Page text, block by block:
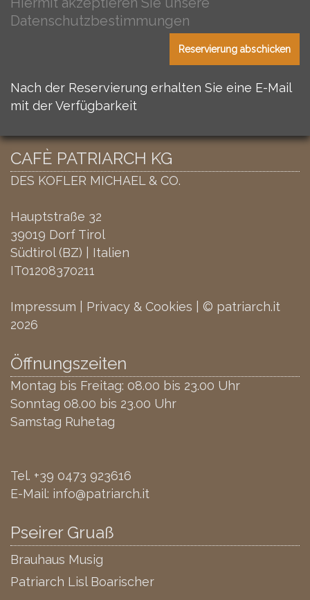
Datenschutzbestimmungen
Nach der Reservierung erhalten Sie eine E-Mail
mit der Verfügbarkeit
CAFÈ PATRIARCH KG
DES KOFLER MICHAEL & CO.
Hauptstraße 32
39019 Dorf Tirol
Südtirol (BZ) | Italien
IT01208370211
Impressum Privacy & Cookies | © patriarch.it
2026
Öffnungszeiten
Montag bis Freitag: 08.00 bis 23.00 Uhr
Sonntag 08.00 bis 23.00 Uhr
Samstag Ruhetag
Tel. +39 0473 923616
E-Mail: info@patriarch.it
Pseirer Gruaß
Brauhaus Musig
Patriarch Lisl Boarischer